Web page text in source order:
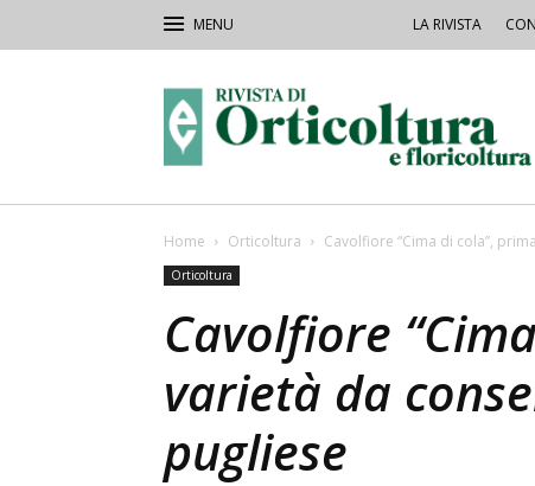
LA RIVISTA
Orticoltura
Home Orticoltura Cavolfiore “Cima di cola”,
Orticoltura
Cavolfiore
varietà da
pugliese